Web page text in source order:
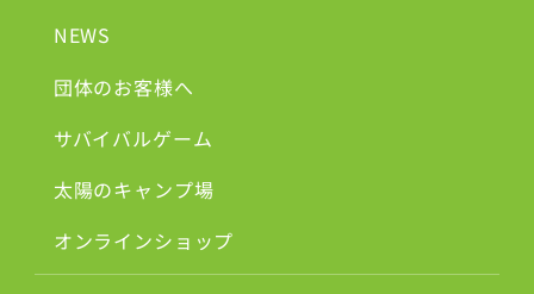
NEWS
団体のお客様へ
サバイバルゲーム
太陽のキャンプ場
オンラインショップ